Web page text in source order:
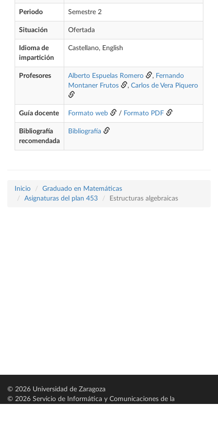
Periodo Semestre 2
Situación Ofertada
Idioma de
impartición
Castellano, English
Profesores Alberto Espuelas Romero , Fernando
Montaner Frutos
, Carlos de Vera Piquero
Guía docente Formato web / Formato PDF
Bibliografía
recomendada
Bibliografía
Inicio
Graduado en Matemáticas
Asignaturas del plan 453
Estructuras algebraicas
© 2026 Universidad de Zaragoza
© 2026 Servicio de Informática y Comunicaciones de la